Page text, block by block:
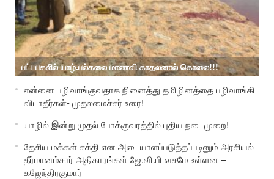
பட்டபகலில் யாழ்.பல்கலை மாணவி காதலனால் கொலை!!!
என்னை பழிவாங்குவதாக நினைத்து தமிழினத்தை பழிவாங்கி
விடாதீர்கள்- முதலமைச்சர் உரை!
யாழில் இன்று முதல் போக்குவரத்தில் புதிய நடைமுறை!
தேசிய மக்கள் சக்தி என அடையாளப்படுத்தப்படினும் அரசியல்
தீர்மானம்சார் அதிகாரங்கள் ஜே.வி.பி வசமே உள்ளன –
கஜேந்திரகுமார்